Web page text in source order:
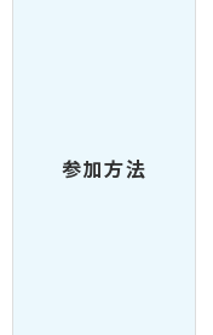
参加方法